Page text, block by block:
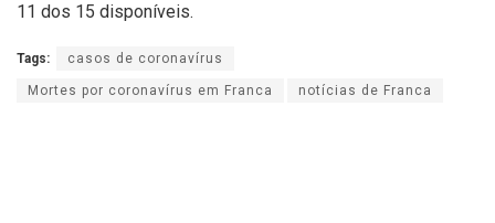
11 dos 15 disponíveis.
Tags: casos de coronavírus
Mortes por coronavírus em Franca notícias de Franca